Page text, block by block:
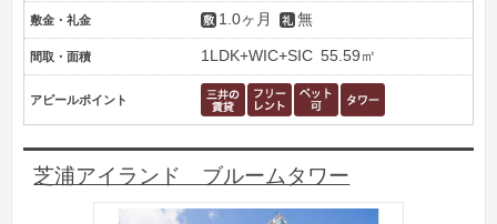
敷金・礼金 1.0ヶ月 無
間取・面積 1LDK+WIC+SIC 55.59㎡
アピールポイント
芝浦アイランド ブルームタワー